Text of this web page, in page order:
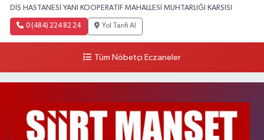
DİŞ HASTANESİ YANI KOOPERATİF MAHALLESİ MUHTARLIĞI KARŞISI
0 (484) 224 82 24 Yol Tarifi Al
Tüm Nöbetçi Eczaneler